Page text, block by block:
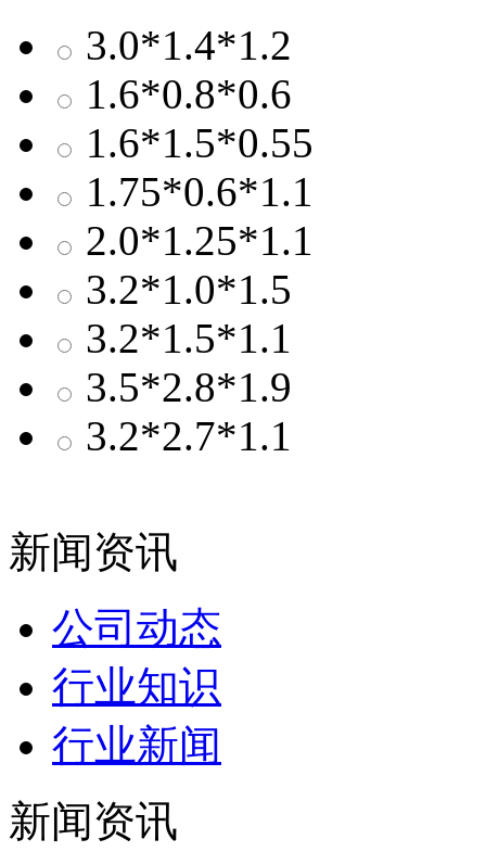
3.0*1.4*1.2
1.6*0.8*0.6
1.6*1.5*0.55
1.75*0.6*1.1
2.0*1.25*1.1
3.2*1.0*1.5
3.2*1.5*1.1
3.5*2.8*1.9
3.2*2.7*1.1
新闻资讯
公司动态
行业知识
行业新闻
新闻资讯